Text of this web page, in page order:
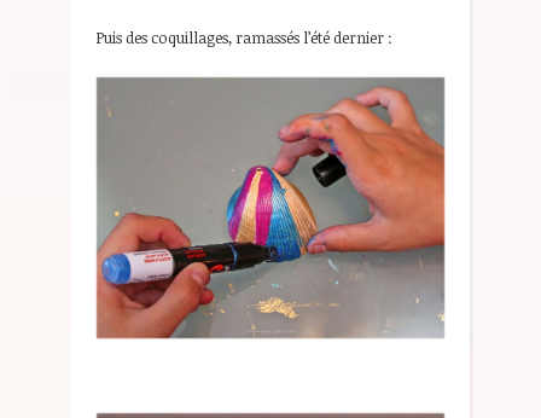
Puis des coquillages, ramassés l’été dernier :